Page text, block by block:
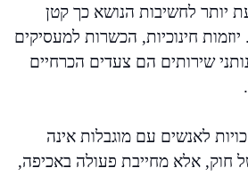
יותר לחשיבות הנושא כך קטן
יוזמות חינוכיות, הכשרות למעסיקים
שירותים הם צעדים הכרחיים
לאנשים עם מוגבלות אינה
חוק, אלא מחייבת פעולה באכיפה,